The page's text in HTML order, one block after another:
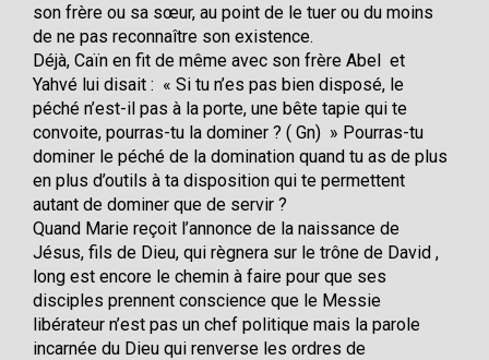
son frère ou sa sœur, au point de le tuer ou du moins
de ne pas reconnaître son existence.
Déjà, Caïn en fit de même avec son frère Abel et
Yahvé lui disait : « Si tu n’es pas bien disposé, le
péché n’est-il pas à la porte, une bête tapie qui te
convoite, pourras-tu la dominer ? ( Gn) » Pourras-tu
dominer le péché de la domination quand tu as de plus
en plus d’outils à ta disposition qui te permettent
autant de dominer que de servir ?
Quand Marie reçoit l’annonce de la naissance de
Jésus, fils de Dieu, qui règnera sur le trône de David ,
long est encore le chemin à faire pour que ses
disciples prennent conscience que le Messie
libérateur n’est pas un chef politique mais la parole
incarnée du Dieu qui renverse les ordres de